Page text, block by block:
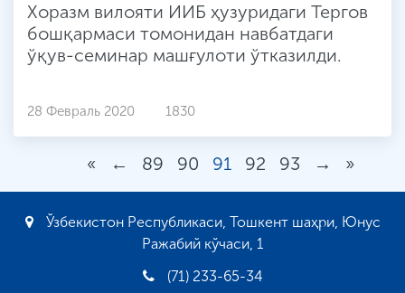
Хоразм вилояти ИИБ ҳузуридаги Тергов
бошқармаси томонидан навбатдаги
ўқув-семинар машғулоти ўтказилди.
28 Февраль 2020 1830
« ← 89 90 91 92 93 → »
Ўзбекистон Республикаси, Тошкент шаҳри, Юнус
Ражабий кўчаси, 1
(71) 233-65-34